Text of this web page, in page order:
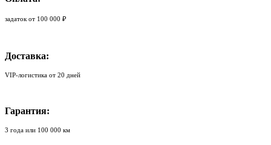
задаток от 100 000 ₽
Доставка:
VIP-логистика от 20 дней
Гарантия:
3 года или 100 000 км